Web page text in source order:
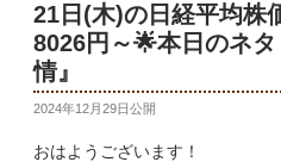
21日(木)の日経平均株
8026円～🌟本日のネ
情』
投
日:
2024年12月29日公開
おはようございます！